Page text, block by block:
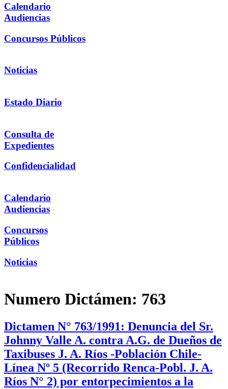
Calendario
Audiencias
Concursos Públicos
Noticias
Estado Diario
Consulta de
Expedientes
Confidencialidad
Calendario
Audiencias
Concursos
Públicos
Noticias
Numero Dictámen: 763
Dictamen N° 763/1991: Denuncia del Sr.
Johnny Valle A. contra A.G. de Dueños de
Taxibuses J. A. Ríos -Población Chile-
Línea Nº 5 (Recorrido Renca-Pobl. J. A.
Ríos N° 2) por entorpecimientos a la